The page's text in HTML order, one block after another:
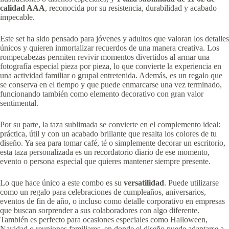
calidad AAA, reconocida por su resistencia, durabilidad y acabado
impecable.
Este set ha sido pensado para jóvenes y adultos que valoran los detalles
únicos y quieren inmortalizar recuerdos de una manera creativa. Los
rompecabezas permiten revivir momentos divertidos al armar una
fotografía especial pieza por pieza, lo que convierte la experiencia en
una actividad familiar o grupal entretenida. Además, es un regalo que
se conserva en el tiempo y que puede enmarcarse una vez terminado,
funcionando también como elemento decorativo con gran valor
sentimental.
Por su parte, la taza sublimada se convierte en el complemento ideal:
práctica, útil y con un acabado brillante que resalta los colores de tu
diseño. Ya sea para tomar café, té o simplemente decorar un escritorio,
esta taza personalizada es un recordatorio diario de ese momento,
evento o persona especial que quieres mantener siempre presente.
Lo que hace único a este combo es su versatilidad. Puede utilizarse
como un regalo para celebraciones de cumpleaños, aniversarios,
eventos de fin de año, o incluso como detalle corporativo en empresas
que buscan sorprender a sus colaboradores con algo diferente.
También es perfecto para ocasiones especiales como Halloween,